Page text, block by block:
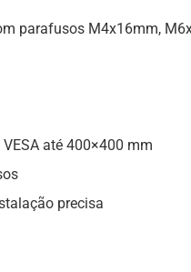
parafusos M4x16mm,
até 400×400 mm
precisa